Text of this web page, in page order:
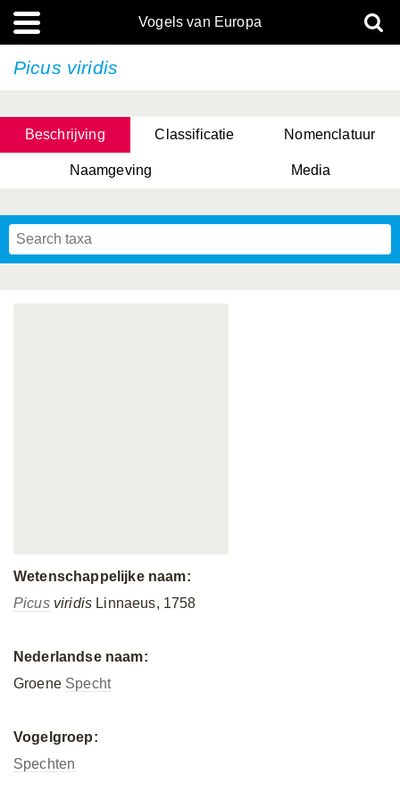
Vogels van Europa
Picus viridis
Beschrijving Classificatie Nomenclatuur
Naamgeving Media
Wetenschappelijke naam:
Picusviridis Linnaeus, 1758
Nederlandse naam:
Groene Specht
Vogelgroep:
Spechten